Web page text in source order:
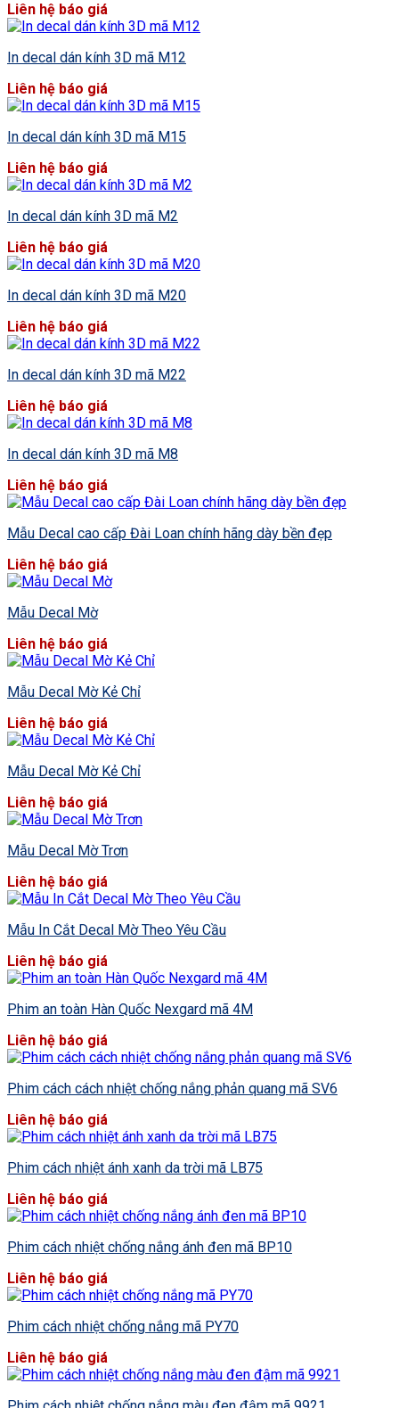
Liên hệ báo giá
In decal dán kính 3D mã M12
Liên hệ báo giá
In decal dán kính 3D mã M15
Liên hệ báo giá
In decal dán kính 3D mã M2
Liên hệ báo giá
In decal dán kính 3D mã M20
Liên hệ báo giá
In decal dán kính 3D mã M22
Liên hệ báo giá
In decal dán kính 3D mã M8
Liên hệ báo giá
Mẫu Decal cao cấp Đài Loan chính hãng dày bền đẹp
Liên hệ báo giá
Mẫu Decal Mờ
Liên hệ báo giá
Mẫu Decal Mờ Kẻ Chỉ
Liên hệ báo giá
Mẫu Decal Mờ Kẻ Chỉ
Liên hệ báo giá
Mẫu Decal Mờ Trơn
Liên hệ báo giá
Mẫu In Cắt Decal Mờ Theo Yêu Cầu
Liên hệ báo giá
Phim an toàn Hàn Quốc Nexgard mã 4M
Liên hệ báo giá
Phim cách cách nhiệt chống nắng phản quang mã SV6
Liên hệ báo giá
Phim cách nhiệt ánh xanh da trời mã LB75
Liên hệ báo giá
Phim cách nhiệt chống nắng ánh đen mã BP10
Liên hệ báo giá
Phim cách nhiệt chống nắng mã PY70
Liên hệ báo giá